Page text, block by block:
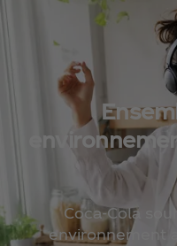
Coca‑Cola
environnement